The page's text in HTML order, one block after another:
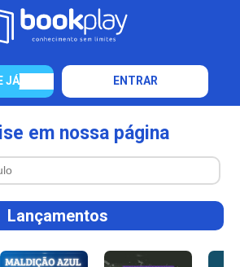
JÁ ENTRAR
em nossa página
Lançamentos